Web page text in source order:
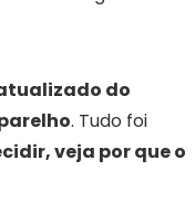
do
. Tudo foi
veja por que o